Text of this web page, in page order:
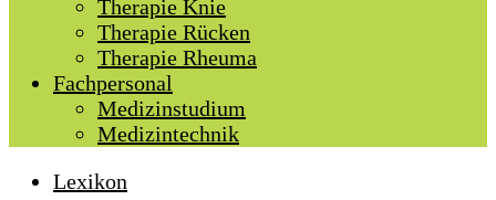
Therapie Knie
Therapie Rücken
Therapie Rheuma
Fachpersonal
Medizinstudium
Medizintechnik
Lexikon